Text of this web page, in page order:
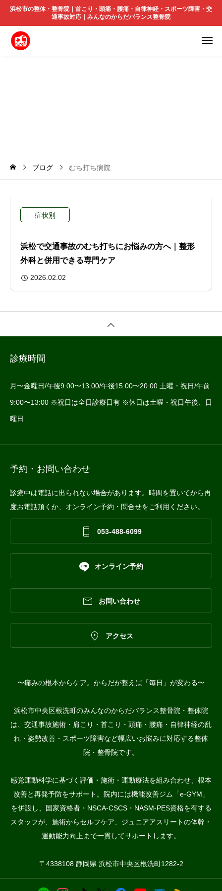
浜松市の整体・整骨院｜首こり・頭痛・腰痛・自律神経・スポーツ障害・交
通事故対応｜みんなのからだバランス整骨院
ブログ むち打ち病院
症状別
浜松で交通事故のむち打ちにお悩みの方へ｜整形
外科と併用できる専門ケア
2026.02.02
診療時間
月〜金曜日/午後9:00〜13:00/午後15:00〜20:00 土曜・祝日/午前
9:00〜13:00 ※祝日は全日診療日有 ※休日は土曜・祝日午後、日
曜日
予約・お問い合わせ
診療中は電話に出られない場合があります。時間を置いてから再
度お電話頂くか、オンライン予約・問合せをご利用ください。
 053-488-6099
 オンライン予約
 お問い合わせ
 アクセス
〜痛みの根本からケア。からだが整えば「毎日」が変わる〜
浜松市中央区根洗町のみんなのからだバランス整骨院・整体院
は、交通事故施術・肩こり・首こり・頭痛・腰痛・自律神経の乱
れ・姿勢改善・スポーツ障害など幅広いお悩みに対応する整体
院・整骨院です。
感覚運動科学に基づく評価・施術・運動療法を組み合わせ、根本
改善と再発予防をサポート。院内には機能改善ジム「e-GYM」
を併設し、国家資格者・NSCA-CSCS・NASM-PES資格を有する
スタッフが、施術からセルフケア、ジュニアアスリートの体幹・
運動能力向上まで一貫してサポートします。
〒4338108 静岡県 浜松市中央区根洗町1282-2